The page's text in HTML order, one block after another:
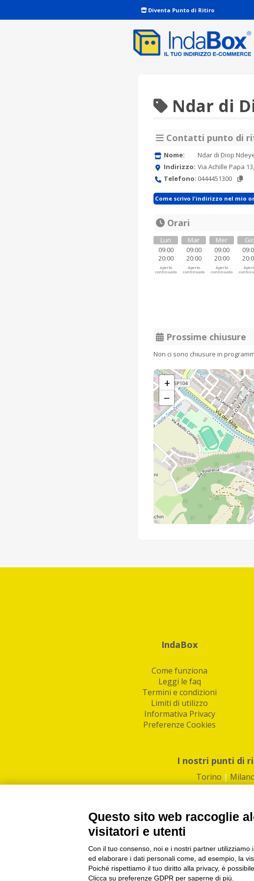
Diventa Punto di Ritiro
Ndar di
Contatti punto di
Nome:
Ndar di Diop
Indirizzo: Via Achille Papa
Telefono: 0444451300
Come scrivo l'indirizzo nel mio
Orari
Lun
09:00
20:00
Aperto
continuato
Mar
09:00
20:00
Aperto
continuato
Mer
09:00
20:00
Aperto
continuato
Gio
Prossime chiusure
Non ci sono chiusure in
+
−
IndaBox
Come funziona
Leggi le faq
Termini e condizioni
Limiti di utilizzo
Informativa Privacy
Preferenze Cookies
I nostri punti di
Torino |
PI/CF/N°Iscr.: 10821360012 |
IndaBox | Oltre 11.500 punti di
Questo sito web raccoglie
visitatori e utenti
Con il tuo consenso, noi e i nostri partner
ed elaborare i dati personali come, ad esempio, la
Poiché rispettiamo il tuo diritto alla privacy, è
Clicca su preferenze GDPR per saperne di più.